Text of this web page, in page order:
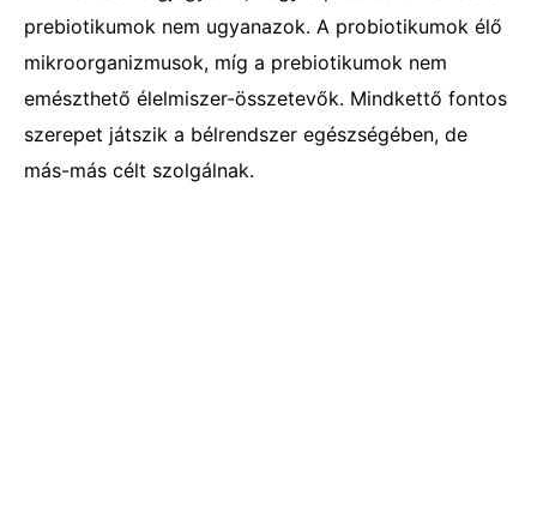
prebiotikumok nem ugyanazok. A probiotikumok élő
mikroorganizmusok, míg a prebiotikumok nem
emészthető élelmiszer-összetevők. Mindkettő fontos
szerepet játszik a bélrendszer egészségében, de
más-más célt szolgálnak.